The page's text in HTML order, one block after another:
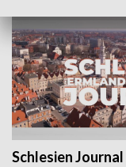
Schlesien Journal